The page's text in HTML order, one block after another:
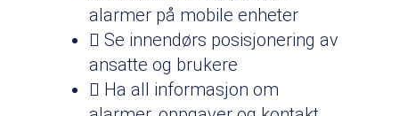
alarmer på mobile enheter
Se innendørs posisjonering av
ansatte og brukere
Ha all informasjon om